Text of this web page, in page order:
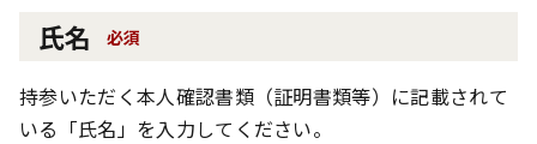
氏名 必須
持参いただく本人確認書類（証明書類等）に記載されて
いる「氏名」を入力してください。